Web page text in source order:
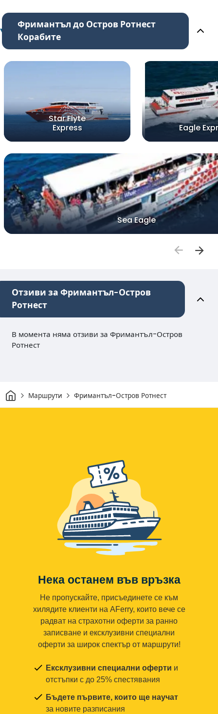
Фримантъл до Остров Ротнест
Корабите
Star Flyte
Express
Eagle
Sea Eagle
Отзиви за Фримантъл-Остров
Ротнест
В момента няма отзиви за Фримантъл-Остров
Ротнест
Начало
Маршрути Фримантъл-Остров Ротнест
Нека останем във връзка
Не пропускайте, присъединете се към
хилядите клиенти на AFerry, които вече се
радват на страхотни оферти за ранно
записване и ексклузивни специални
оферти за широк спектър от маршрути!
Ексклузивни специални оферти и
отстъпки с до 25% спестявания
Бъдете първите, които ще научат
за новите разписания